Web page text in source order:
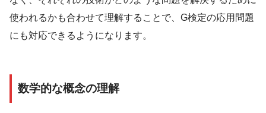
使われるかも合わせて理解することで、G検定の応用問題
にも対応できるようになります。
数学的な概念の理解